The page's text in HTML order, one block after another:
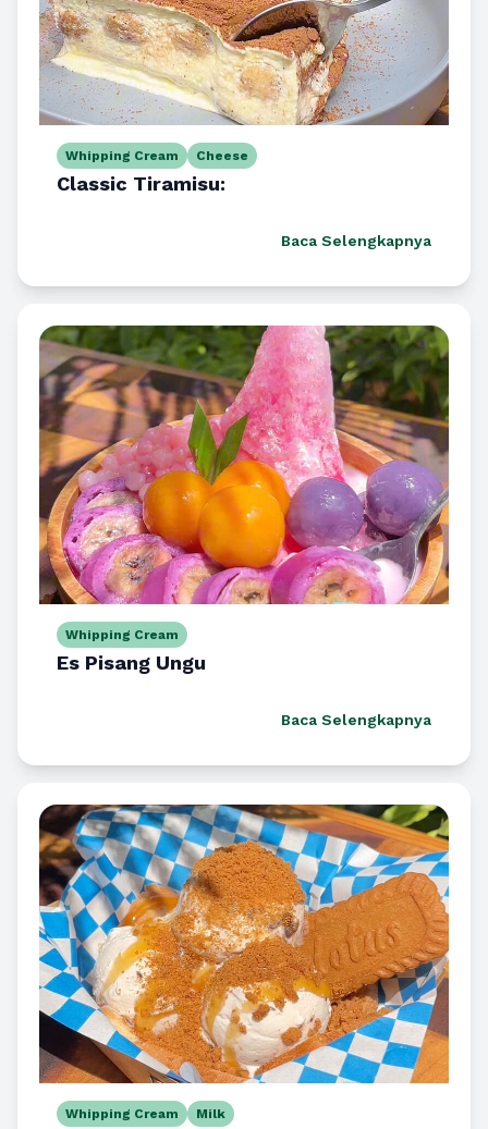
Whipping Cream Cheese
Classic Tiramisu:
Baca Selengkapnya
Whipping Cream
Es Pisang Ungu
Baca Selengkapnya
Whipping Cream Milk